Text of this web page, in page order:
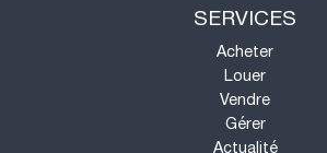
SERVICES
Acheter
Louer
Vendre
Gérer